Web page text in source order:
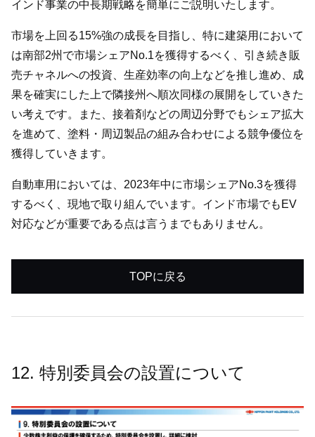
インド事業の中長期戦略を簡単にご説明いたします。
市場を上回る15%強の成長を目指し、特に建築用において
は南部2州で市場シェアNo.1を獲得するべく、引き続き販
売チャネルへの投資、生産効率の向上などを推し進め、成
果を確実にした上で隣接州へ順次同様の展開をしていきた
い考えです。また、接着剤などの周辺分野でもシェア拡大
を進めて、塗料・周辺製品の組み合わせによる競争優位を
獲得していきます。
自動車用においては、2023年中に市場シェアNo.3を獲得
するべく、現地で取り組んでいます。インド市場でもEV
対応などが重要である点は言うまでもありません。
TOPに戻る
12. 特別委員会の設置について